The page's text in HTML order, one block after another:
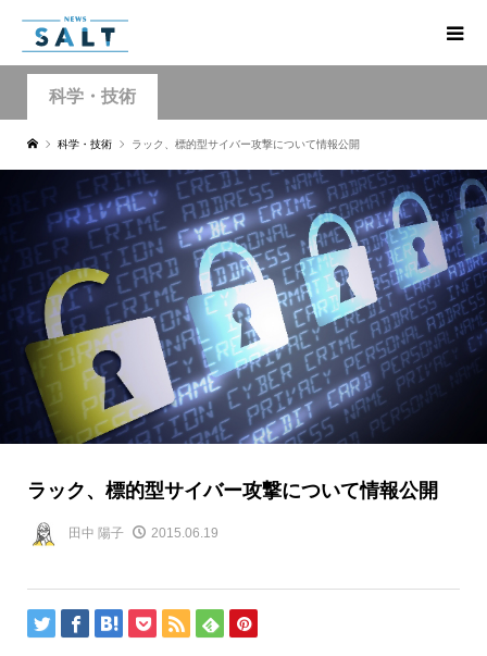
科学・技術
科学・技術 ラック、標的型サイバー攻撃について情報公開
ラック、標的型サイバー攻撃について情報公開
田中 陽子 2015.06.19